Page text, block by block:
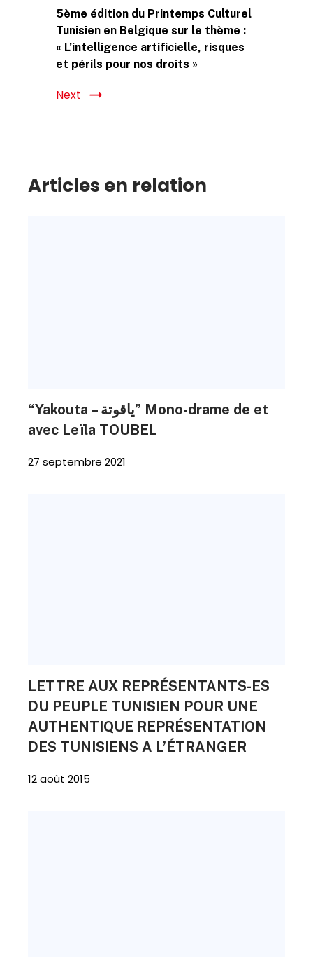
5ème édition du Printemps Culturel
Tunisien en Belgique sur le thème :
« L’intelligence artificielle, risques
et périls pour nos droits »
Next
Articles en relation
“Yakouta – ياقوتة” Mono-drame de et
avec Leïla TOUBEL
27 septembre 2021
LETTRE AUX REPRÉSENTANTS-ES
DU PEUPLE TUNISIEN POUR UNE
AUTHENTIQUE REPRÉSENTATION
DES TUNISIENS A L’ÉTRANGER
12 août 2015